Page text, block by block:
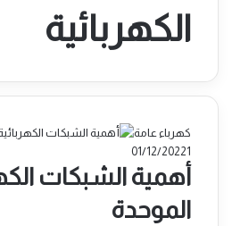
الكهربائية
كهرباء عامة
01/12/20221
أهمية الشبكات
الموحدة